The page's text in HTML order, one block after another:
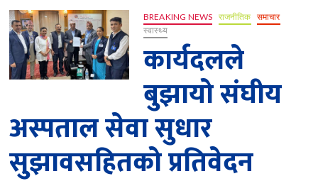
पाण्डे,
दिनेश
डिसी
र
राजेश
थापाको
BREAKING NEWS राजनीतिक समाचार
स्वास्थ्य
कार्यदलले
बुझायो संघीय
अस्पताल सेवा सुधार
सुझावसहितको प्रतिवेदन